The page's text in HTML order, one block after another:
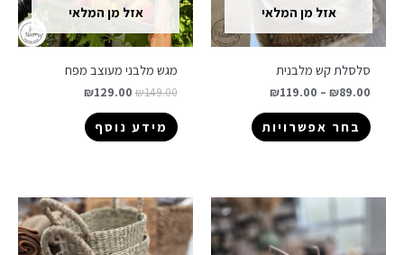
אזל מן המלאי
סלסלת קש מלבנית
₪89.00
–
₪119.00
בחר אפשרויות
אזל מן המלאי
מגש מלבני מעוצב מפח
₪149.00
₪129.00
מידע נוסף